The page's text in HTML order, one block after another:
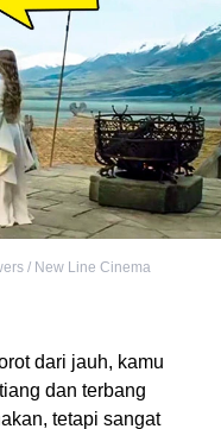
/ New Line Cinema
dari jauh, kamu
dan terbang
tetapi sangat